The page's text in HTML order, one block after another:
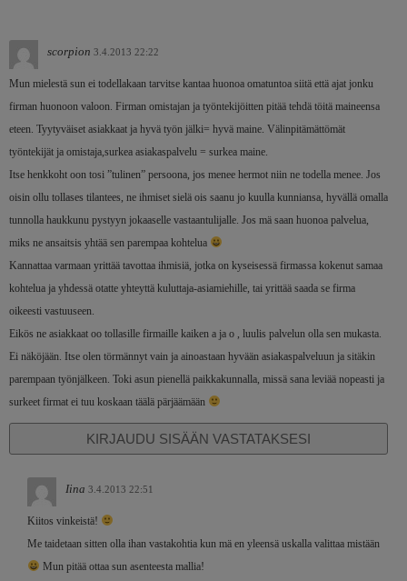
scorpion 3.4.2013 22:22
Mun mielestä sun ei todellakaan tarvitse kantaa huonoa omatuntoa siitä että ajat jonku
firman huonoon valoon. Firman omistajan ja työntekijöitten pitää tehdä töitä maineensa
eteen. Tyytyväiset asiakkaat ja hyvä työn jälki= hyvä maine. Välinpitämättömät
työntekijät ja omistaja,surkea asiakaspalvelu = surkea maine.
Itse henkkoht oon tosi ”tulinen” persoona, jos menee hermot niin ne todella menee. Jos
oisin ollu tollases tilantees, ne ihmiset sielä ois saanu jo kuulla kunniansa, hyvällä omalla
tunnolla haukkunu pystyyn jokaaselle vastaantulijalle. Jos mä saan huonoa palvelua,
miks ne ansaitsis yhtää sen parempaa kohtelua
Kannattaa varmaan yrittää tavottaa ihmisiä, jotka on kyseisessä firmassa kokenut samaa
kohtelua ja yhdessä otatte yhteyttä kuluttaja-asiamiehille, tai yrittää saada se firma
oikeesti vastuuseen.
Eikös ne asiakkaat oo tollasille firmaille kaiken a ja o , luulis palvelun olla sen mukasta.
Ei näköjään. Itse olen törmännyt vain ja ainoastaan hyvään asiakaspalveluun ja sitäkin
parempaan työnjälkeen. Toki asun pienellä paikkakunnalla, missä sana leviää nopeasti ja
surkeet firmat ei tuu koskaan täälä pärjäämään
KIRJAUDU SISÄÄN VASTATAKSESI
Iina 3.4.2013 22:51
Kiitos vinkeistä!
Me taidetaan sitten olla ihan vastakohtia kun mä en yleensä uskalla valittaa mistään
Mun pitää ottaa sun asenteesta mallia!